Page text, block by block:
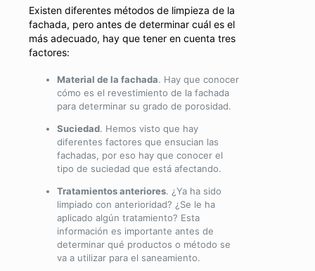
Existen diferentes métodos de limpieza de la
fachada, pero antes de determinar cuál es el
más adecuado, hay que tener en cuenta tres
factores:
Material de la fachada. Hay que conocer
cómo es el revestimiento de la fachada
para determinar su grado de porosidad.
Suciedad. Hemos visto que hay
diferentes factores que ensucian las
fachadas, por eso hay que conocer el
tipo de suciedad que está afectando.
Tratamientos anteriores. ¿Ya ha sido
limpiado con anterioridad? ¿Se le ha
aplicado algún tratamiento? Esta
información es importante antes de
determinar qué productos o método se
va a utilizar para el saneamiento.